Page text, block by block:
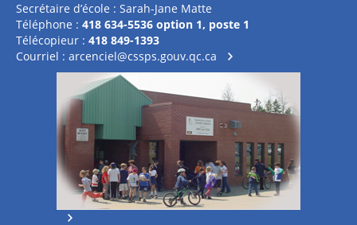
Secrétaire d’école : Sarah-Jane Matte
Téléphone : 418 634-5536 option 1, poste 1
Télécopieur : 418 849-1393
Courriel : arcenciel@cssps.gouv.qc.ca